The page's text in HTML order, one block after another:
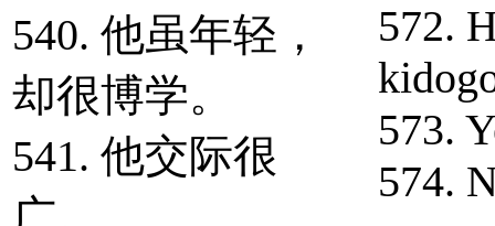
540. 他虽年轻，
却很博学。
541. 他交际很
572.
573.
574.